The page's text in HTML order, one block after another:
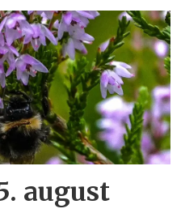
august